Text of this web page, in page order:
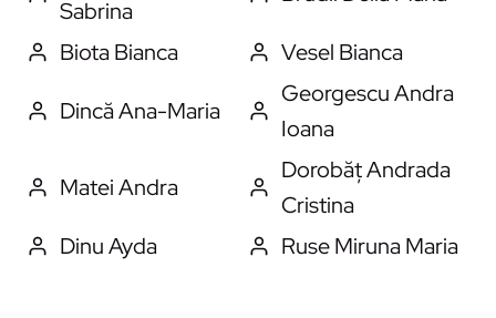
Sabrina
Biota Bianca Vesel Bianca
Dincă Ana-Maria
Georgescu Andra
Ioana
Matei Andra
Dorobăț Andrada
Cristina
Dinu Ayda
Ruse Miruna Maria